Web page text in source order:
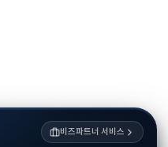
비즈파트너 서비스